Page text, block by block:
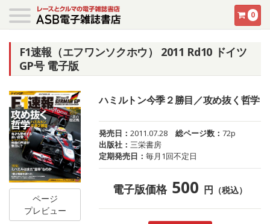
0
F1速報（エフワンソクホウ） 2011 Rd10 ドイツ
GP号 電子版
ページ
プレビュー
ハミルトン今季２勝目／攻め抜く哲学
発売日：2011.07.28 総ページ数：72p
出版社：三栄書房
定期発売日：毎月1回不定日
電子版価格 500 円 （税込）